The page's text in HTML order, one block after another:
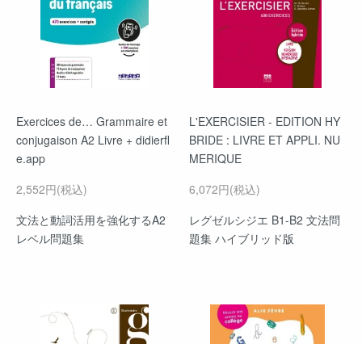
Exercices de… Grammaire et
conjugaison A2 Livre + didierfl
e.app
2,552円(税込)
文法と動詞活用を強化するA2
レベル問題集
L'EXERCISIER - EDITION HY
BRIDE : LIVRE ET APPLI. NU
MERIQUE
6,072円(税込)
レグゼルシジエ B1-B2 文法問
題集 ハイブリッド版